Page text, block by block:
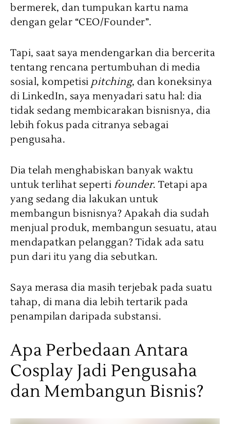
bermerek, dan tumpukan kartu nama
dengan gelar “CEO/Founder”.
Tapi, saat saya mendengarkan dia bercerita
tentang rencana pertumbuhan di media
sosial, kompetisi pitching, dan koneksinya
di LinkedIn, saya menyadari satu hal: dia
tidak sedang membicarakan bisnisnya, dia
lebih fokus pada citranya sebagai
pengusaha.
Dia telah menghabiskan banyak waktu
untuk terlihat seperti founder. Tetapi apa
yang sedang dia lakukan untuk
membangun bisnisnya? Apakah dia sudah
menjual produk, membangun sesuatu, atau
mendapatkan pelanggan? Tidak ada satu
pun dari itu yang dia sebutkan.
Saya merasa dia masih terjebak pada suatu
tahap, di mana dia lebih tertarik pada
penampilan daripada substansi.
Apa Perbedaan Antara
Cosplay Jadi Pengusaha
dan Membangun Bisnis?